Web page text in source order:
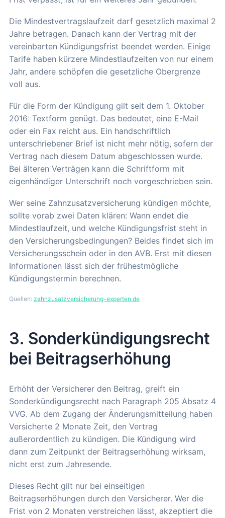
Die Mindestvertragslaufzeit darf gesetzlich maximal 2
Jahre betragen. Danach kann der Vertrag mit der
vereinbarten Kündigungsfrist beendet werden. Einige
Tarife haben kürzere Mindestlaufzeiten von nur einem
Jahr, andere schöpfen die gesetzliche Obergrenze
voll aus.
Für die Form der Kündigung gilt seit dem 1. Oktober
2016: Textform genügt. Das bedeutet, eine E-Mail
oder ein Fax reicht aus. Ein handschriftlich
unterschriebener Brief ist nicht mehr nötig, sofern der
Vertrag nach diesem Datum abgeschlossen wurde.
Bei älteren Verträgen kann die Schriftform mit
eigenhändiger Unterschrift noch vorgeschrieben sein.
Wer seine Zahnzusatzversicherung kündigen möchte,
sollte vorab zwei Daten klären: Wann endet die
Mindestlaufzeit, und welche Kündigungsfrist steht in
den Versicherungsbedingungen? Beides findet sich im
Versicherungsschein oder in den AVB. Erst mit diesen
Informationen lässt sich der frühestmögliche
Kündigungstermin berechnen.
Quellen: zahnzusatzversicherung-experten.de
3. Sonderkündigungsrecht
bei Beitragserhöhung
Erhöht der Versicherer den Beitrag, greift ein
Sonderkündigungsrecht nach Paragraph 205 Absatz 4
VVG. Ab dem Zugang der Änderungsmitteilung haben
Versicherte 2 Monate Zeit, den Vertrag
außerordentlich zu kündigen. Die Kündigung wird
dann zum Zeitpunkt der Beitragserhöhung wirksam,
nicht erst zum Jahresende.
Dieses Recht gilt nur bei einseitigen
Beitragserhöhungen durch den Versicherer. Wer die
Frist von 2 Monaten verstreichen lässt, akzeptiert die